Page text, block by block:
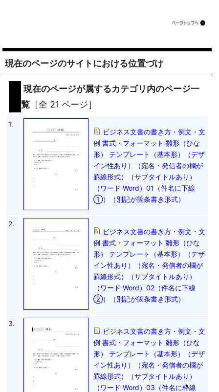
現在のページのサイトにおける位置づけ
現在のページが属するカテゴリ内のページ一
覧 ［全 21 ページ］
1.
ビジネス文書の書き方・例文・文
例 書式・フォーマット 雛形（ひな
形） テンプレート（基本形）（デザ
イン性あり）（宛名・発信者の欄が
罫線形式）（サブタイトルあり）
（ワード Word）01（件名に下線
①）（別記が箇条書き形式）
2.
ビジネス文書の書き方・例文・文
例 書式・フォーマット 雛形（ひな
形） テンプレート（基本形）（デザ
イン性あり）（宛名・発信者の欄が
罫線形式）（サブタイトルあり）
（ワード Word）02（件名に下線
②）（別記が箇条書き形式）
3.
ビジネス文書の書き方・例文・文
例 書式・フォーマット 雛形（ひな
形） テンプレート（基本形）（デザ
イン性あり）（宛名・発信者の欄が
罫線形式）（サブタイトルあり）
（ワード Word）03（件名に枠線